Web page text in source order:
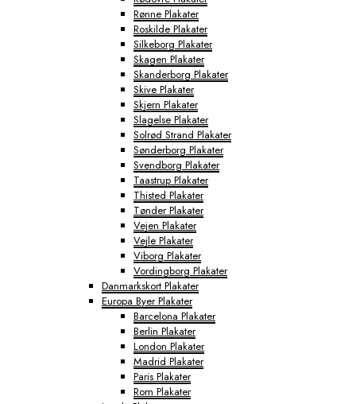
Rønne Plakater
Roskilde Plakater
Silkeborg Plakater
Skagen Plakater
Skanderborg Plakater
Skive Plakater
Skjern Plakater
Slagelse Plakater
Solrød Strand Plakater
Sønderborg Plakater
Svendborg Plakater
Taastrup Plakater
Thisted Plakater
Tønder Plakater
Vejen Plakater
Vejle Plakater
Viborg Plakater
Vordingborg Plakater
Danmarkskort Plakater
Europa Byer Plakater
Barcelona Plakater
Berlin Plakater
London Plakater
Madrid Plakater
Paris Plakater
Rom Plakater